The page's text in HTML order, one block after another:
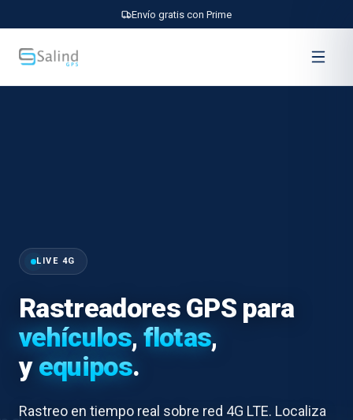
Envío gratis con Prime
LIVE 4G
Rastreadores GPS para
vehículos, flotas,
y equipos.
Rastreo en tiempo real sobre red 4G LTE. Localiza